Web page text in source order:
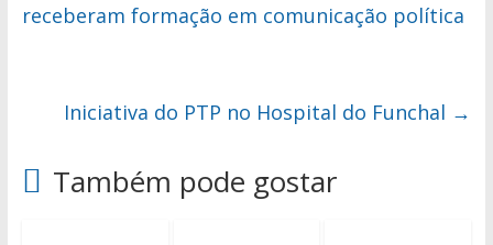
receberam formação em comunicação política
Iniciativa do PTP no Hospital do Funchal →
Também pode gostar